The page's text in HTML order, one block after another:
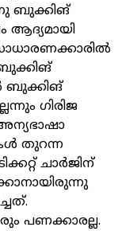
ബുക്കിങ്
ആദ്യമായി
ബുക്കിങ്
ഗിരിജ
തുറന്ന
ചാർജിന്
പണക്കാരല്ല.